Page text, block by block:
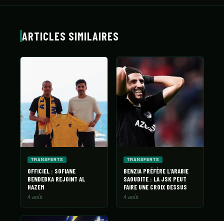
ARTICLES SIMILAIRES
TRANSFERTS
OFFICIEL : SOFIANE
BENDEBKA REJOINT AL
HAZEM
4 août
TRANSFERTS
BENZIA PRÉFÈRE L'ARABIE
SAOUDITE : LA JSK PEUT
FAIRE UNE CROIX DESSUS
4 août